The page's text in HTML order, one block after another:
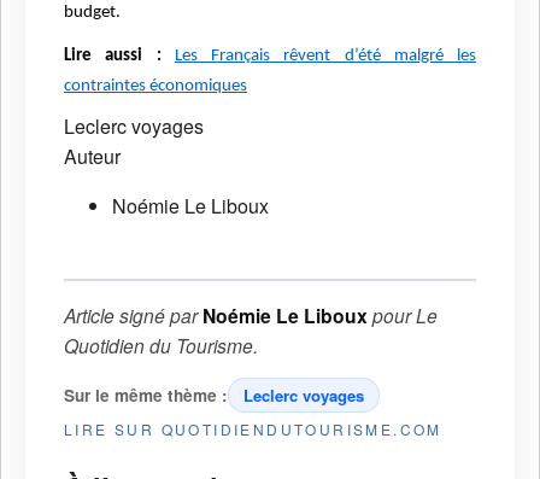
budget.
Lire aussi :
Les Français rêvent d’été malgré les
contraintes économiques
Leclerc voyages
Auteur
Noémie Le Liboux
Article signé parNoémie Le LibouxpourLe
Quotidien du Tourisme.
Sur le même thème : Leclerc voyages
LIRE SUR QUOTIDIENDUTOURISME.COM